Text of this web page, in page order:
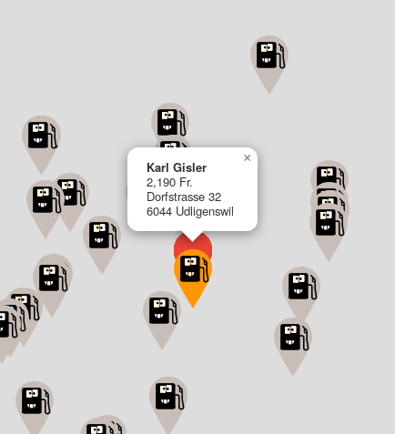
Karl Gisler
2,190 Fr.
Dorfstrasse 32
6044 Udligenswil
×